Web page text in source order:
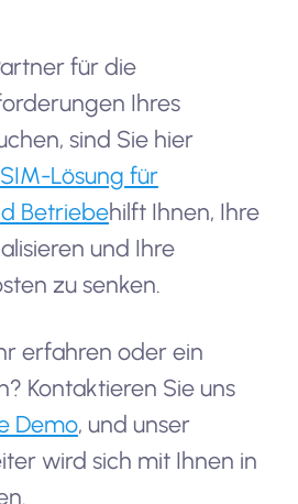
für die
Ihres
sind Sie hier
Lösung für
Betriebehilft Ihnen, Ihre
und Ihre
zu senken.
erfahren oder ein
Kontaktieren Sie uns
Demo, und unser
wird sich mit Ihnen in